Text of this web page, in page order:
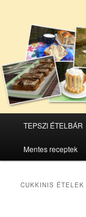
Tovább
az
elsődleges
Tovább
a
másodlagos
TEPSZI ÉTELBÁR
Mentes receptek
CUKKINIS ÉTELEK